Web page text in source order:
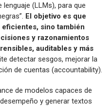
(LLMs), para que
El objetivo es que
sino también
y razonamientos
auditables y más
detectar sesgos, mejorar la
de cuentas (accountability).
de modelos capaces de
y generar textos